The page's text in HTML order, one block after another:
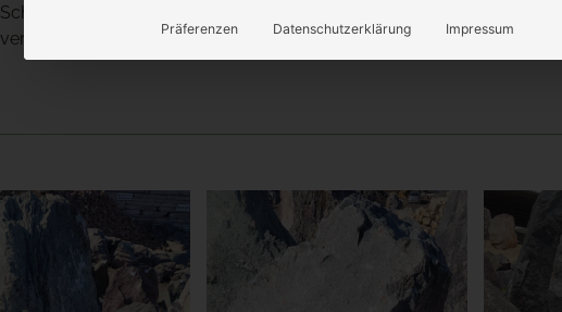
Schönheit und Vielfalt der Natur. Als markanter Akzent in einem
verleiht dem Außenbereich eine zauberhafte Atmosphäre.
Präferenzen Datenschutzerklärung Impressum